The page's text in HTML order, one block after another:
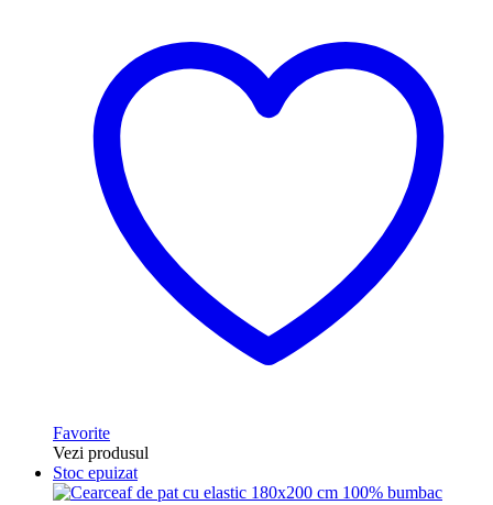
Favorite
Vezi produsul
Stoc epuizat